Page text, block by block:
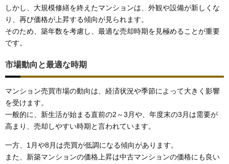
しかし、大規模修繕を終えたマンションは、外観や設備が新しくな
り、再び価格が上昇する傾向が見られます。
そのため、築年数を考慮し、最適な売却時期を見極めることが重要
です。
市場動向と最適な時期
マンション売買市場の動向は、経済状況や季節によって大きく影響
を受けます。
一般的に、新生活が始まる直前の2～3月や、年度末の3月は需要が
高まり、売却しやすい時期と言われています。
一方、1月や8月は売買が低調になる傾向があります。
また、新築マンションの価格上昇は中古マンションの価格にも良い